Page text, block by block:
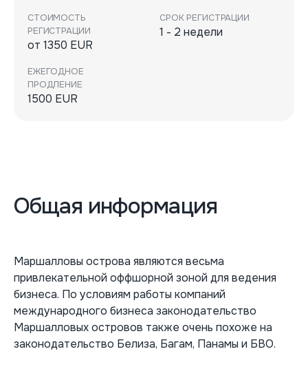
СТОИМОСТЬ
РЕГИСТРАЦИИ
от 1350 EUR
СРОК РЕГИСТРАЦИИ
1 - 2 недели
ЕЖЕГОДНОЕ
ПРОДЛЕНИЕ
1500 EUR
Общая информация
Маршалловы острова являются весьма
привлекательной оффшорной зоной для ведения
бизнеса. По условиям работы компаний
международного бизнеса законодательство
Маршалловых островов также очень похоже на
законодательство Белиза, Багам, Панамы и БВО.